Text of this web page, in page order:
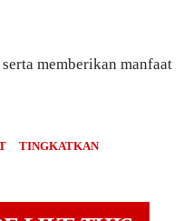
memberikan manfaat
TINGKATKAN